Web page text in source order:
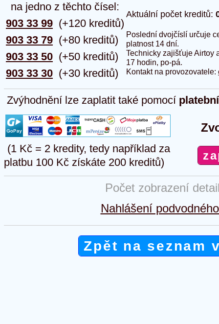
na jedno z těchto čísel:
903 33 99
903 33 79
903 33 50
903 33 30
(+120 kreditů)
(+80 kreditů)
(+50 kreditů)
(+30 kreditů)
Aktuální počet kreditů:
Poslední dvojčíslí určuje
platnost 14 dní.
Technicky zajišťuje Airtoy
17 hodin, po-pá.
Kontakt na provozovatele:
Zvýhodnění lze zaplatit také pomocí
(1 Kč = 2 kredity, tedy například za
platbu 100 Kč získáte 200 kreditů)
Počet zobrazení
Nahlášení
Zpět na seznam